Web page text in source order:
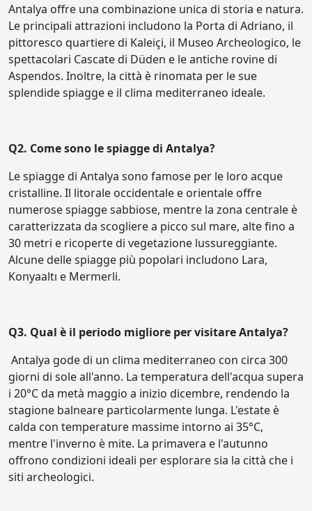
Antalya offre una combinazione unica di storia e natura.
Le principali attrazioni includono la Porta di Adriano, il
pittoresco quartiere di Kaleiçi, il Museo Archeologico, le
spettacolari Cascate di Düden e le antiche rovine di
Aspendos. Inoltre, la città è rinomata per le sue
splendide spiagge e il clima mediterraneo ideale.
Q2. Come sono le spiagge di Antalya?
Le spiagge di Antalya sono famose per le loro acque
cristalline. Il litorale occidentale e orientale offre
numerose spiagge sabbiose, mentre la zona centrale è
caratterizzata da scogliere a picco sul mare, alte fino a
30 metri e ricoperte di vegetazione lussureggiante.
Alcune delle spiagge più popolari includono Lara,
Konyaaltı e Mermerli.
Q3. Qual è il periodo migliore per visitare Antalya?
Antalya gode di un clima mediterraneo con circa 300
giorni di sole all'anno. La temperatura dell'acqua supera
i 20°C da metà maggio a inizio dicembre, rendendo la
stagione balneare particolarmente lunga. L'estate è
calda con temperature massime intorno ai 35°C,
mentre l'inverno è mite. La primavera e l'autunno
offrono condizioni ideali per esplorare sia la città che i
siti archeologici.